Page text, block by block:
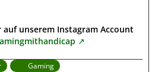
auf unserem Instagram Account
Gaming